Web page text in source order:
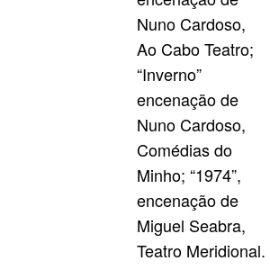
Nuno Cardoso,
Ao Cabo Teatro;
“Inverno”
encenação de
Nuno Cardoso,
Comédias do
Minho; “1974”,
encenação de
Miguel Seabra,
Teatro Meridional.